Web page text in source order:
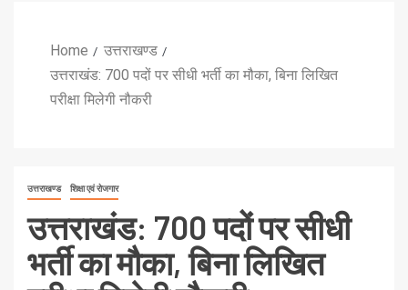
Home
उत्तराखण्ड
उत्तराखंड: 700 पदों पर सीधी भर्ती का मौका, बिना लिखित
परीक्षा मिलेगी नौकरी
उत्तराखण्ड शिक्षा एवं रोजगार
उत्तराखंड: 700 पदों पर सीधी
भर्ती का मौका, बिना लिखित